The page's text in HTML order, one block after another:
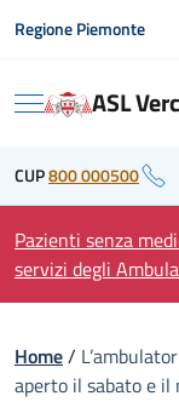
Regione Piemonte
Menu ASL
CUP800 000500
Pazienti senza
servizi degli
Home/
aperto il sabato e il